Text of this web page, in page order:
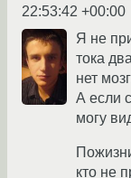
22:53:42 +00:00
Я не
тока
нет
А если
могу
кто не